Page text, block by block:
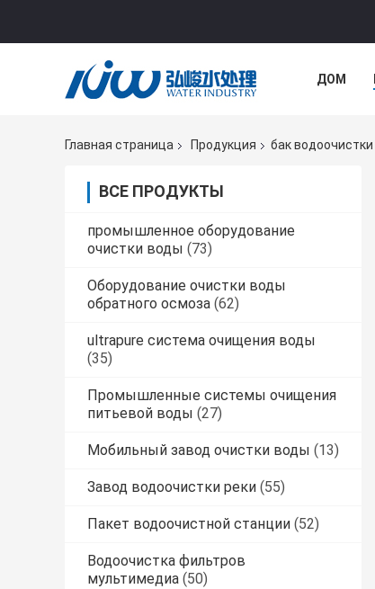
ДОМ
Главная страница Продукция бак водоочистки
ВСЕ ПРОДУКТЫ
промышленное оборудование
очистки воды (73)
Оборудование очистки воды
обратного осмоза (62)
ultrapure система очищения воды
(35)
Промышленные системы очищения
питьевой воды (27)
Мобильный завод очистки воды (13)
Завод водоочистки реки (55)
Пакет водоочистной станции (52)
Водоочистка фильтров
мультимедиа (50)